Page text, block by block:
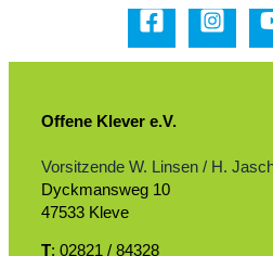
Offene Klever e.V.
Vorsitzende W. Linsen / H.
Dyckmansweg 10
47533 Kleve
T: 02821 / 84328